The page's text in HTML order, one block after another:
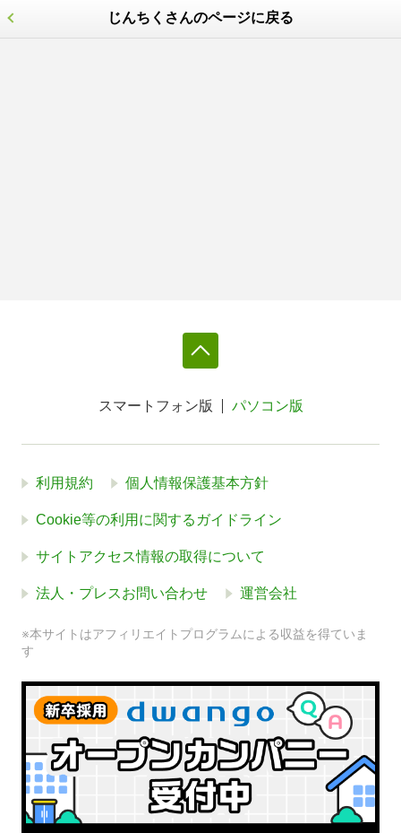
じんちくさんのページに戻る
スマートフォン版 パソコン版
利用規約 個人情報保護基本方針
Cookie等の利用に関するガイドライン
サイトアクセス情報の取得について
法人・プレスお問い合わせ 運営会社
※本サイトはアフィリエイトプログラムによる収益を得ていま
す